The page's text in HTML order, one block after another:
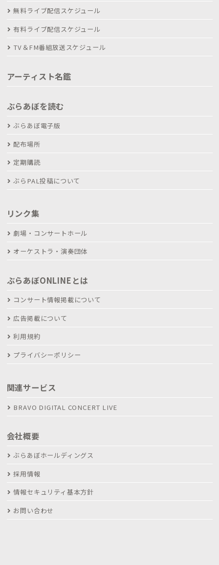
無料ライブ配信スケジュール
有料ライブ配信スケジュール
TV＆FM番組放送スケジュール
アーティスト名鑑
ぶらあぼを読む
ぶらあぼ電子版
配布場所
定期購読
ぶらPAL投稿について
リンク集
劇場・コンサートホール
オーケストラ・演奏団体
ぶらあぼONLINEとは
コンサート情報掲載について
広告掲載について
利用規約
プライバシーポリシー
関連サービス
BRAVO DIGITAL CONCERT LIVE
会社概要
ぶらあぼホールディングス
採用情報
情報セキュリティ基本方針
お問い合わせ